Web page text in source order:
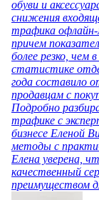
обуви и
снижения
трафика офлайн-
причем
более резко, чем
статистике
года составило
продавцам с
Подробно
трафике с
бизнесе Еленой
методы с
Елена уверена,
качественный
преимуществом